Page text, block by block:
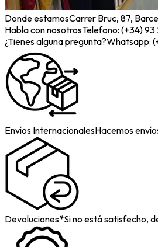
Donde estamosCarrer Bruc, 87,
Habla con nosotrosTelefono: (+34)
¿Tienes alguna pregunta?Whatsapp:
Envíos InternacionalesHacemos
Devoluciones*Si no está satisfecho,